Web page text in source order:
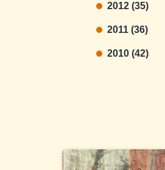
2012 (35)
2011 (36)
2010 (42)